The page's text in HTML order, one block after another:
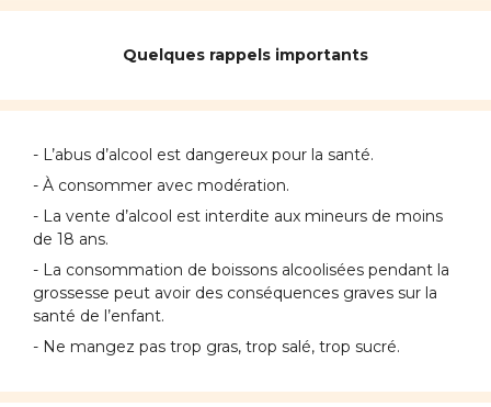
Quelques rappels importants
- L’abus d’alcool est dangereux pour la santé.
- À consommer avec modération.
- La vente d’alcool est interdite aux mineurs de moins
de 18 ans.
- La consommation de boissons alcoolisées pendant la
grossesse peut avoir des conséquences graves sur la
santé de l’enfant.
- Ne mangez pas trop gras, trop salé, trop sucré.